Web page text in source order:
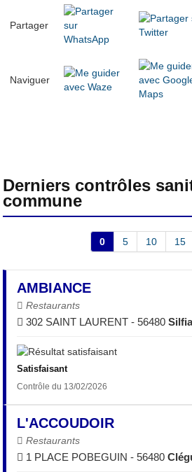
Partager
Naviguer
Derniers contrôles
commune
0 5 10 15
AMBIANCE
Restaurants
302 SAINT LAURENT - 56480
Satisfaisant
Contrôle du 13/02/2026
L'ACCOUDOIR
Restaurants
1 PLACE POBEGUIN - 56480